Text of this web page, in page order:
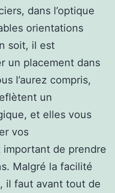
dans l’optique
orientations
soit, il est
un placement dans
l’aurez compris,
un
et elles vous
vos
de prendre
Malgré la facilité
il faut avant tout de